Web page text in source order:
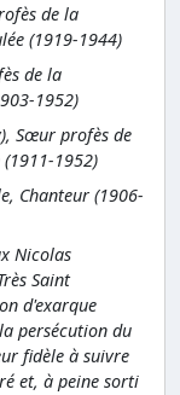
de la
(1919-1944)
de la
1952)
Sœur profès de
1952)
Chanteur (1906-
Nicolas
Saint
d'exarque
persécution du
fidèle à suivre
et, à peine sorti